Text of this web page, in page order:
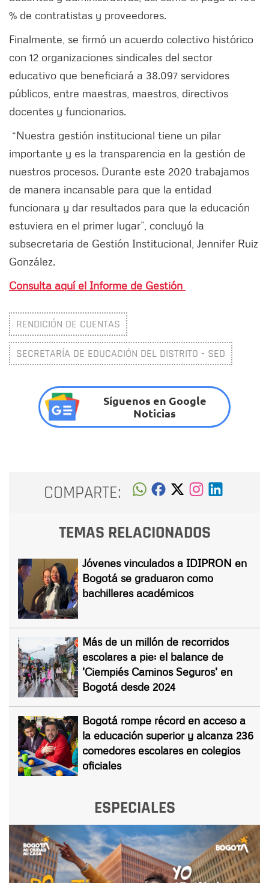
% de contratistas y proveedores.
Finalmente, se firmó un acuerdo colectivo histórico
con 12 organizaciones sindicales del sector
educativo que beneficiará a 38.097 servidores
públicos, entre maestras, maestros, directivos
docentes y funcionarios.
“Nuestra gestión institucional tiene un pilar
importante y es la transparencia en la gestión de
nuestros procesos. Durante este 2020 trabajamos
de manera incansable para que la entidad
funcionara y dar resultados para que la educación
estuviera en el primer lugar”, concluyó la
subsecretaria de Gestión Institucional, Jennifer Ruiz
González.
Consulta aquí el Informe de Gestión
RENDICIÓN DE CUENTAS
SECRETARÍA DE EDUCACIÓN DEL DISTRITO - SED
Síguenos en Google
Noticias
COMPARTE:
TEMAS RELACIONADOS
Jóvenes vinculados a IDIPRON en
Bogotá se graduaron como
bachilleres académicos
Más de un millón de recorridos
escolares a pie: el balance de
'Ciempiés Caminos Seguros' en
Bogotá desde 2024
Bogotá rompe récord en acceso a
la educación superior y alcanza 236
comedores escolares en colegios
oficiales
ESPECIALES